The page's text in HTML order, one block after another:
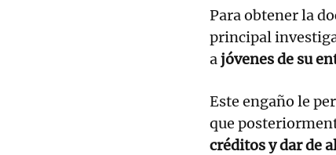
Para obtener la
principal
ajóvenes de su
Este engaño le
que
créditos y dar de